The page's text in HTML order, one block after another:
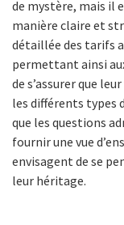
de mystère, mais il
manière claire et
détaillée des tarifs
permettant ainsi
de s’assurer que
les différents types
que les questions
fournir une vue
envisagent de se
leur héritage.